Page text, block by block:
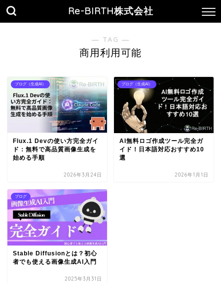
Re-BIRTH株式会社
― TAG ―
商用利用可能
ブログ（生成AI）
Flux.1 Devの使い方完全ガイ
ド：無料で高品質画像生成を
始める手順
2026年3月24日
ブログ（生成AI）
AI無料ロゴ作成ツール完全ガ
イド！日本語対応おすすめ10
選
2026年1月1日
ブログ
Stable Diffusionとは？初心
者でも使える画像生成AI入門
2025年3月31日